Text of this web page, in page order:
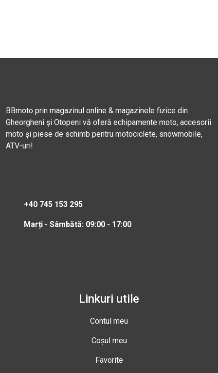
BBmoto prin magazinul online & magazinele fizice din
Gheorgheni și Otopeni vă oferă echipamente moto, accesorii
moto și piese de schimb pentru motociclete, snowmobile,
ATV-uri!
+40 745 153 295
Marți - Sâmbătă: 09:00 - 17:00
Linkuri utile
Contul meu
Coșul meu
Favorite